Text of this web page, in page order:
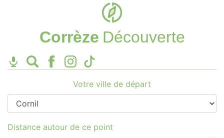
Corrèze Découverte
Votre ville de départ
Distance autour de ce point